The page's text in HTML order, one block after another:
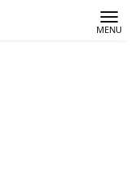
MENU